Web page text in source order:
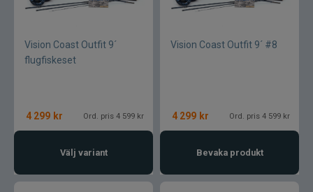
Vision Coast Outfit 9´
flugfiskeset
4 299 kr Ord. pris 4 599 kr
Välj variant
Vision Coast Outfit 9´ #8
4 299 kr Ord. pris 4 599 kr
Bevaka produkt